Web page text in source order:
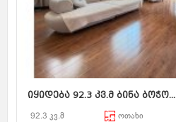
იყიდება 92.3 კვ.მ ბინა ბოჭო...
92.3 კვ.მ ოთახი